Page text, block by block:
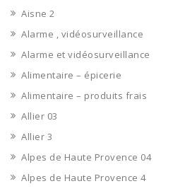
Aisne 2
Alarme , vidéosurveillance
Alarme et vidéosurveillance
Alimentaire – épicerie
Alimentaire – produits frais
Allier 03
Allier 3
Alpes de Haute Provence 04
Alpes de Haute Provence 4